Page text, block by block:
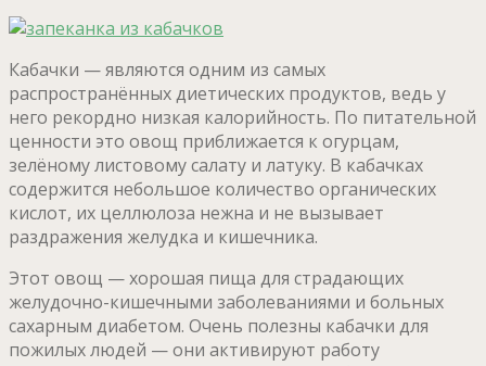
Кабачки — являются одним из самых
распространённых диетических продуктов, ведь у
него рекордно низкая калорийность. По питательной
ценности это овощ приближается к огурцам,
зелёному листовому салату и латуку. В кабачках
содержится небольшое количество органических
кислот, их целлюлоза нежна и не вызывает
раздражения желудка и кишечника.
Этот овощ — хорошая пища для страдающих
желудочно-кишечными заболеваниями и больных
сахарным диабетом. Очень полезны кабачки для
пожилых людей — они активируют работу